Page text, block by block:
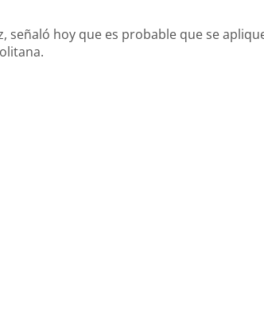
señaló hoy que es probable que se